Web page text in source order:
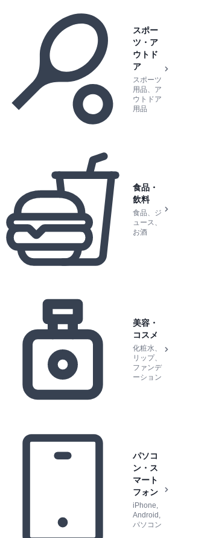
スポー
ツ・ア
ウトド
ア
スポーツ
用品、ア
ウトドア
用品
食品・
飲料
食品、ジ
ュース、
お酒
美容・
コスメ
化粧水、
リップ、
ファンデ
ーション
パソコ
ン・ス
マート
フォン
iPhone,
Android,
パソコン